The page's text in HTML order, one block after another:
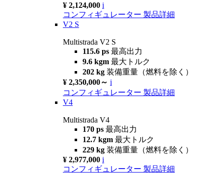
¥ 2,124,000 i
コンフィギュレーター 製品詳細
V2 S
Multistrada V2 S
115.6 ps 最高出力
9.6 kgm 最大トルク
202 kg 装備重量（燃料を除く）
¥ 2,350,000～ i
コンフィギュレーター 製品詳細
V4
Multistrada V4
170 ps 最高出力
12.7 kgm 最大トルク
229 kg 装備重量（燃料を除く）
¥ 2,977,000 i
コンフィギュレーター 製品詳細